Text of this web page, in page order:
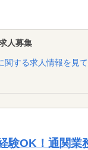
人募集
関する求人情報を見
験OK！通関業